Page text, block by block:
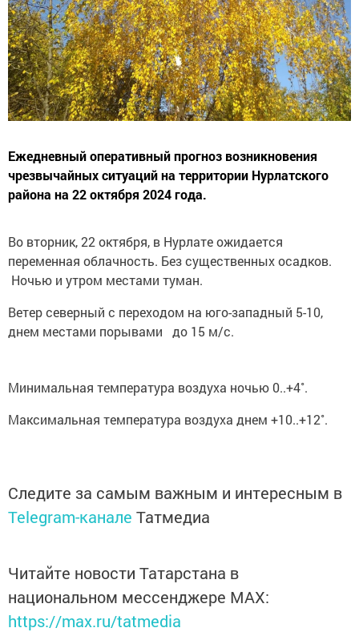
Ежедневный оперативный прогноз возникновения
чрезвычайных ситуаций на территории Нурлатского
района на 22 октября 2024 года.
Во вторник, 22 октября, в Нурлате ожидается
переменная облачность. Без существенных осадков.
Ночью и утром местами туман.
Ветер северный с переходом на юго-западный 5-10,
днем местами порывами до 15 м/с.
Минимальная температура воздуха ночью 0..+4˚.
Максимальная температура воздуха днем +10..+12˚.
Следите за самым важным и интересным в
Telegram-канале Татмедиа
Читайте новости Татарстана в
национальном мессенджере MАХ:
https://max.ru/tatmedia